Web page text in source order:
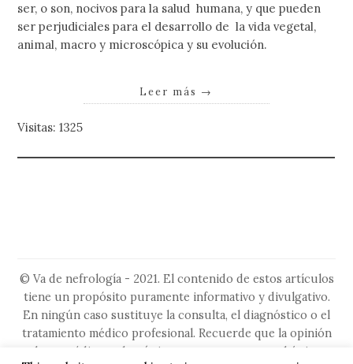
ser, o son, nocivos para la salud humana, y que pueden
ser perjudiciales para el desarrollo de la vida vegetal,
animal, macro y microscópica y su evolución.
Leer más →
Visitas: 1325
© Va de nefrología - 2021. El contenido de estos artículos
tiene un propósito puramente informativo y divulgativo.
En ningún caso sustituye la consulta, el diagnóstico o el
tratamiento médico profesional. Recuerde que la opinión
de su médico es la más importante, ya que es el único